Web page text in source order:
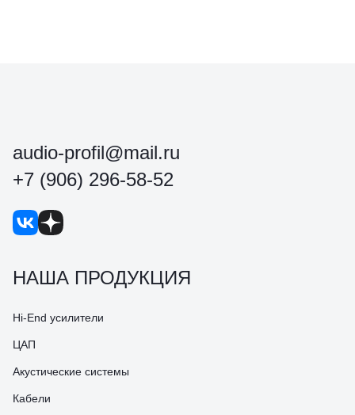
audio-profil@mail.ru
+7 (906) 296-58-52
НАША ПРОДУКЦИЯ
Hi-End усилители
ЦАП
Акустические системы
Кабели